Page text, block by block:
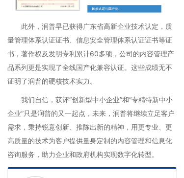
此外，润普早已获得广东省高新企业技术认定，质
量管理体系认证证书、信息安全管理体系认证证书等证
书，著作权及发明专利累计60多项，公司的内容管理产
品系列更是实现了全线国产化兼容认证。这些成绩无不
证明了润普的硬核技术实力。
我们自信，获评“创新型中小企业”和“专精特新中小
企业”只是润普的又一起点，未来，润普将继续立足客户
需求，秉持锐意创新、推陈出新的精神，用更专业、更
高质量的技术为客户提供量身定制的内容管理和信息化
咨询服务，助力企业和政府机构实现数字化转型。